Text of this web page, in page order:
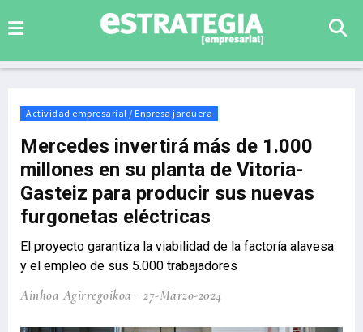
Actividad empresarial / Enpresa jarduera
Mercedes invertirá más de 1.000
millones en su planta de Vitoria-
Gasteiz para producir sus nuevas
furgonetas eléctricas
El proyecto garantiza la viabilidad de la factoría alavesa
y el empleo de sus 5.000 trabajadores
Ainhoa Agirregoikoa 27-Marzo-2024